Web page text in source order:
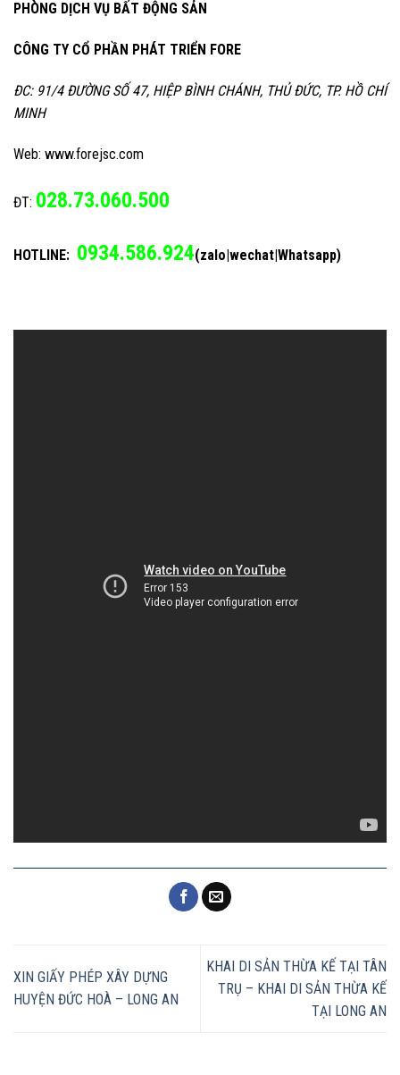
PHÒNG DỊCH VỤ BẤT ĐỘNG SẢN
CÔNG TY CỔ PHẦN PHÁT TRIỂN FORE
ĐC: 91/4 ĐƯỜNG SỐ 47, HIỆP BÌNH CHÁNH, THỦ ĐỨC, TP. HỒ CHÍ
MINH
Web: www.forejsc.com
ĐT: 028.73.060.500
HOTLINE: 0934.586.924(zalo|wechat|Whatsapp)
XIN GIẤY PHÉP XÂY DỰNG
HUYỆN ĐỨC HOÀ – LONG AN
KHAI DI SẢN THỪA KẾ TẠI TÂN
TRỤ – KHAI DI SẢN THỪA KẾ
TẠI LONG AN